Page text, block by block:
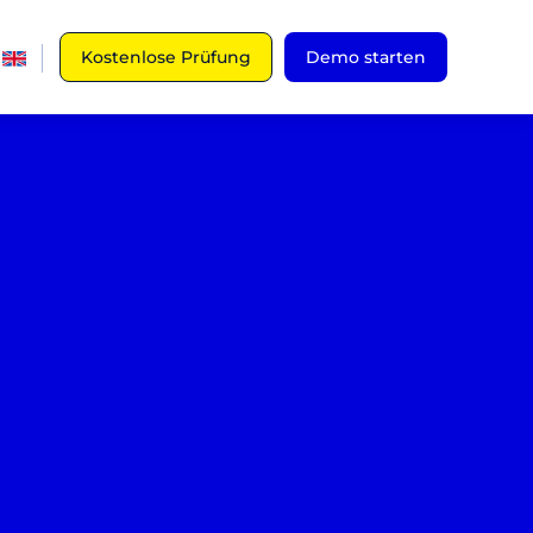
Kostenlose Prüfung Demo starten